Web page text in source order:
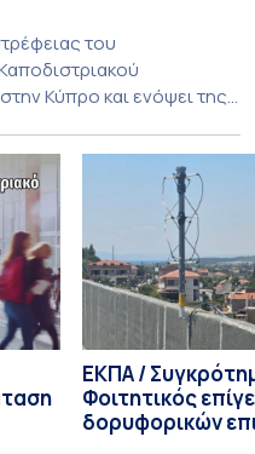
του
Κύπρο και ενόψει της
και του Τμήματος
τον Σεπτέμβριο
Οικονομικών και
Νικόλαος Ηρειώτης, και ο
ΕΚΠΑ /
Φοιτητικός
δορυφορικών